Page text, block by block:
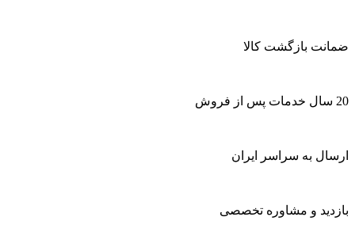
ضمانت بازگشت کالا
20 سال خدمات پس از فروش
ارسال به سراسر ایران
بازدید و مشاوره تخصصی